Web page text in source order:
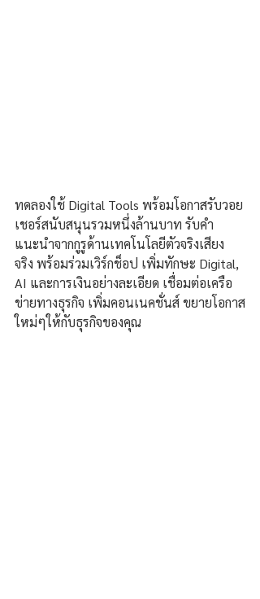
ทดลองใช้ Digital Tools พร้อมโอกาสรับวอย
เชอร์สนับสนุนรวมหนึ่งล้านบาท รับคำ
แนะนำจากกูรูด้านเทคโนโลยีตัวจริงเสียง
จริง พร้อมร่วมเวิร์กช็อป เพิ่มทักษะ Digital,
AI และการเงินอย่างละเอียด เชื่อมต่อเครือ
ข่ายทางธุรกิจ เพิ่มคอนเนคชั่นส์ ขยายโอกาส
ใหม่ๆให้กับธุรกิจของคุณ